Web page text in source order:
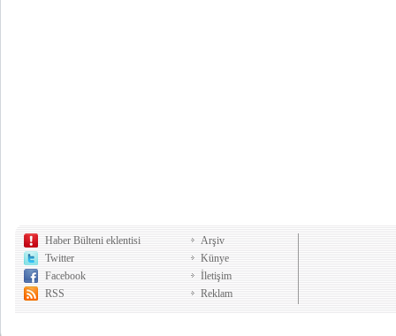
Haber Bülteni eklentisi
Twitter
Facebook
RSS
Arşiv
Künye
İletişim
Reklam